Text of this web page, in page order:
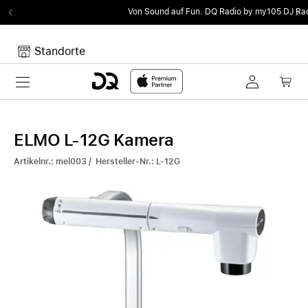
Von Sound auf Fun.DQ Radio by my105 DJ Radio.
Standorte
Toggle navigation
ELMO L-12G Kamera
Artikelnr.: mel003 / Hersteller-Nr.: L-12G